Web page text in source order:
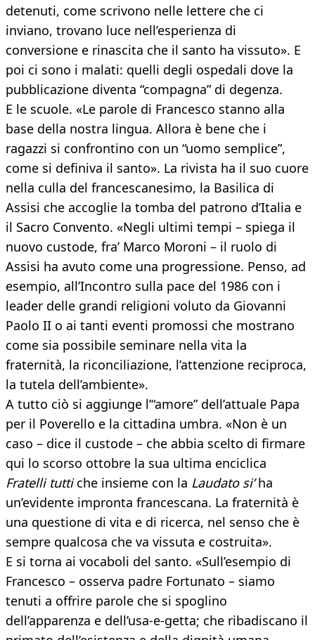
detenuti, come scrivono nelle lettere che ci
inviano, trovano luce nell’esperienza di
conversione e rinascita che il santo ha vissuto». E
poi ci sono i malati: quelli degli ospedali dove la
pubblicazione diventa “compagna” di degenza.
E le scuole. «Le parole di Francesco stanno alla
base della nostra lingua. Allora è bene che i
ragazzi si confrontino con un “uomo semplice”,
come si definiva il santo». La rivista ha il suo cuore
nella culla del francescanesimo, la Basilica di
Assisi che accoglie la tomba del patrono d’Italia e
il Sacro Convento. «Negli ultimi tempi – spiega il
nuovo custode, fra’ Marco Moroni – il ruolo di
Assisi ha avuto come una progressione. Penso, ad
esempio, all’Incontro sulla pace del 1986 con i
leader delle grandi religioni voluto da Giovanni
Paolo II o ai tanti eventi promossi che mostrano
come sia possibile seminare nella vita la
fraternità, la riconciliazione, l’attenzione reciproca,
la tutela dell’ambiente».
A tutto ciò si aggiunge l’“amore” dell’attuale Papa
per il Poverello e la cittadina umbra. «Non è un
caso – dice il custode – che abbia scelto di firmare
qui lo scorso ottobre la sua ultima enciclica
Fratelli tuttiche insieme con la Laudato si’ha
un’evidente impronta francescana. La fraternità è
una questione di vita e di ricerca, nel senso che è
sempre qualcosa che va vissuta e costruita».
E si torna ai vocaboli del santo. «Sull’esempio di
Francesco – osserva padre Fortunato – siamo
tenuti a offrire parole che si spoglino
dell’apparenza e dell’usa-e-getta; che ribadiscano il